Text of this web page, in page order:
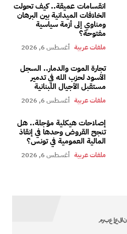
انقسامات عميقة.. كيف تحولت
الخلافات الميدانية بين البرهان
ومناوي إلى أزمة سياسية
مفتوحة؟
ملفات عربية أغسطس 6, 2026
تجارة الموت والدمار.. السجل
الأسود لحزب الله في تدمير
مستقبل الأجيال اللبنانية
ملفات عربية أغسطس 6, 2026
إصلاحات هيكلية مؤجلة.. هل
تنجح القروض وحدها في إنقاذ
المالية العمومية في تونس؟
ملفات عربية أغسطس 6, 2026